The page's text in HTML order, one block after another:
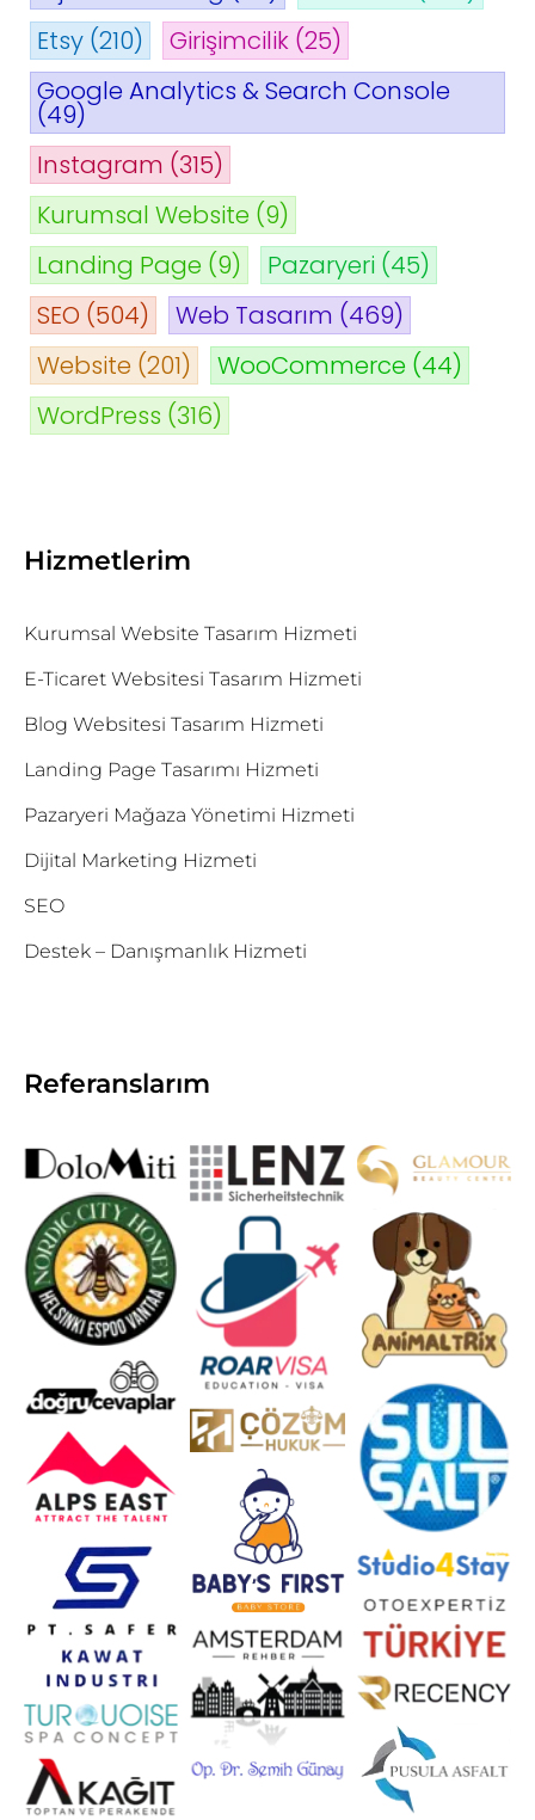
Etsy (210) Girişimcilik (25)
Google Analytics & Search Console
(49)
Instagram (315)
Kurumsal Website (9)
Landing Page (9) Pazaryeri (45)
SEO (504) Web Tasarım (469)
Website (201) WooCommerce (44)
WordPress (316)
Hizmetlerim
Kurumsal Website Tasarım Hizmeti
E-Ticaret Websitesi Tasarım Hizmeti
Blog Websitesi Tasarım Hizmeti
Landing Page Tasarımı Hizmeti
Pazaryeri Mağaza Yönetimi Hizmeti
Dijital Marketing Hizmeti
SEO
Destek – Danışmanlık Hizmeti
Referanslarım